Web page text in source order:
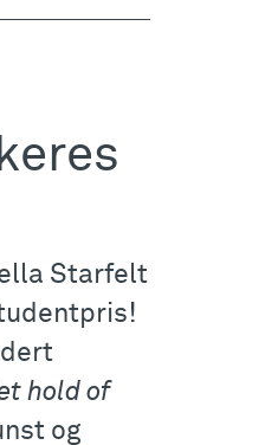
Starfelt
hold of
og